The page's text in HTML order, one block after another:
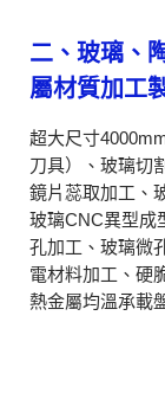
二、玻璃、
屬材質加工
超大尺寸
刀具）、玻璃切
鏡片蕊取加工、
玻璃CNC異型成
孔加工、玻璃微
電材料加工、硬
熱金屬均溫承載